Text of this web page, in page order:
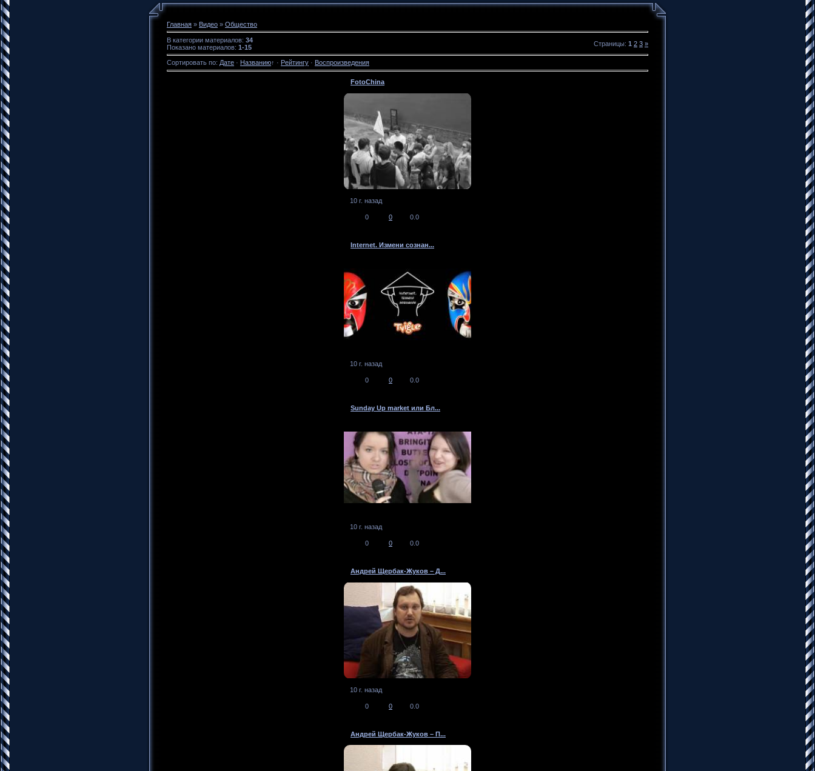
Главная » Видео » Общество
В категории материалов: 34
Показано материалов: 1-15 Страницы: 1 2 3 »
Сортировать по: Дате · Названию↑ · Рейтингу · Воспроизведения
FotoChina
10 г. назад
0 0 0.0
Internet. Измени сознан...
10 г. назад
0 0 0.0
Sunday Up market или Бл...
10 г. назад
0 0 0.0
Андрей Щербак-Жуков – Д...
10 г. назад
0 0 0.0
Андрей Щербак-Жуков – П...